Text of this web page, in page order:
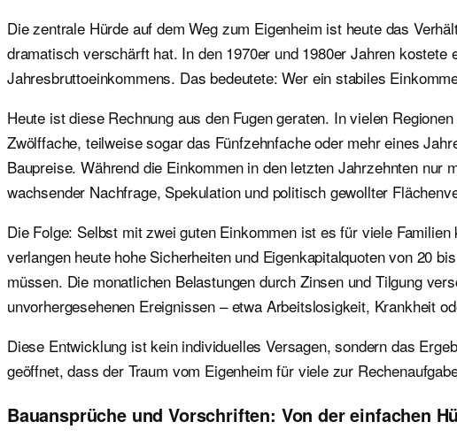
Die zentrale Hürde auf dem Weg zum Eigenheim ist heute das
dramatisch verschärft hat. In den 1970er und 1980er Jahren
Jahresbruttoeinkommens. Das bedeutete: Wer ein stabiles
Heute ist diese Rechnung aus den Fugen geraten. In vielen
Zwölffache, teilweise sogar das Fünfzehnfache oder mehr eines
Baupreise. Während die Einkommen in den letzten Jahrzehnten
wachsender Nachfrage, Spekulation und politisch gewollter
Die Folge: Selbst mit zwei guten Einkommen ist es für viele
verlangen heute hohe Sicherheiten und Eigenkapitalquoten von 20
müssen. Die monatlichen Belastungen durch Zinsen und Tilgung
unvorhergesehenen Ereignissen – etwa Arbeitslosigkeit, Krankheit
Diese Entwicklung ist kein individuelles Versagen, sondern das
geöffnet, dass der Traum vom Eigenheim für viele zur
Bauansprüche und Vorschriften: Von der einfachen